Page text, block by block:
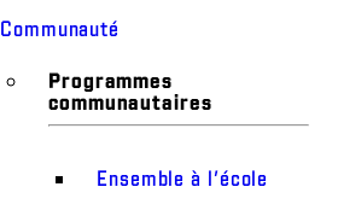
Communauté
Programmes
communautaires
Ensemble à l’école